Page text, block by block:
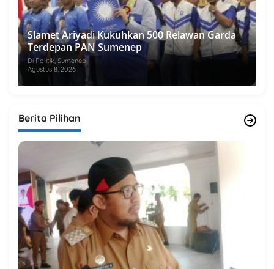
Slamet Ariyadi Kukuhkan 500 Relawan Garda
Terdepan PAN Sumenep
Di Politik, Sumenep
Agustus 8, 2026
Berita Pilihan